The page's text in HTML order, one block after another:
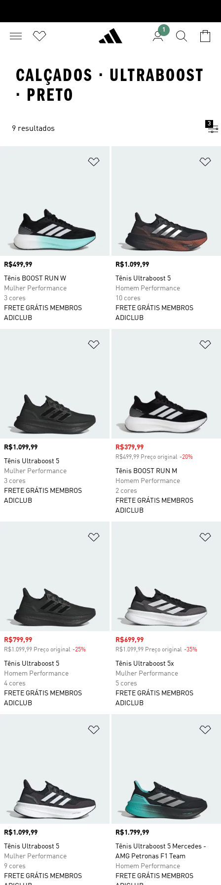
1
CALÇADOS · ULTRABOOST
· PRETO
9 resultados
3
Preço
R$499,99
Tênis BOOST RUN W
Mulher Performance
3 cores
FRETE GRÁTIS MEMBROS
ADICLUB
Preço
R$1.099,99
Tênis Ultraboost 5
Homem Performance
10 cores
FRETE GRÁTIS MEMBROS
ADICLUB
Preço
R$1.099,99
Tênis Ultraboost 5
Mulher Performance
3 cores
FRETE GRÁTIS MEMBROS
ADICLUB
Preço com desconto
R$379,99
R$499,99 Preço original -20%
Tênis BOOST RUN M
Homem Performance
2 cores
FRETE GRÁTIS MEMBROS
ADICLUB
Preço com desconto
R$799,99
R$1.099,99 Preço original -25%
Tênis Ultraboost 5
Homem Performance
4 cores
FRETE GRÁTIS MEMBROS
ADICLUB
Preço com desconto
R$699,99
R$1.099,99 Preço original -35%
Tênis Ultraboost 5x
Mulher Performance
5 cores
FRETE GRÁTIS MEMBROS
ADICLUB
Preço
R$1.099,99
Tênis Ultraboost 5
Mulher Performance
9 cores
FRETE GRÁTIS MEMBROS
Preço
R$1.799,99
Tênis Ultraboost 5 Mercedes -
AMG Petronas F1 Team
Homem Performance
FRETE GRÁTIS MEMBROS